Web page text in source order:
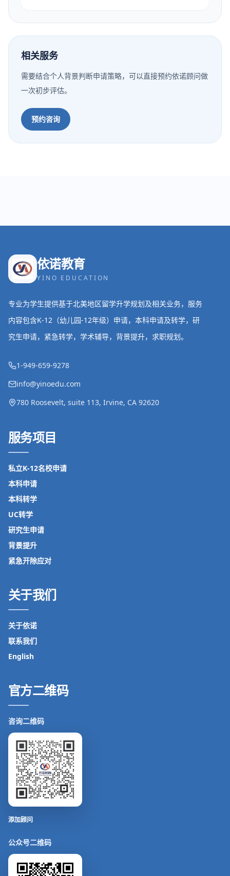
相关服务
需要结合个人背景判断申请策略，可以直接预约依诺顾问做
一次初步评估。
预约咨询
依诺教育
YINO EDUCATION
专业为学生提供基于北美地区留学升学规划及相关业务，服务
内容包含K-12（幼儿园-12年级）申请，本科申请及转学，研
究生申请，紧急转学，学术辅导，背景提升，求职规划。
1-949-659-9278
info@yinoedu.com
780 Roosevelt, suite 113, Irvine, CA 92620
服务项目
私立K-12名校申请
本科申请
本科转学
UC转学
研究生申请
背景提升
紧急开除应对
关于我们
关于依诺
联系我们
English
官方二维码
咨询二维码
添加顾问
公众号二维码